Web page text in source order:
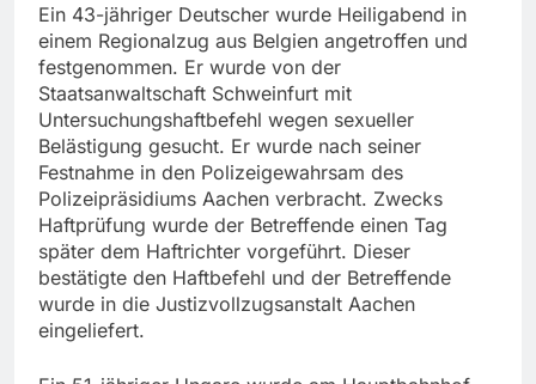
Ein 43-jähriger Deutscher wurde Heiligabend in
einem Regionalzug aus Belgien angetroffen und
festgenommen. Er wurde von der
Staatsanwaltschaft Schweinfurt mit
Untersuchungshaftbefehl wegen sexueller
Belästigung gesucht. Er wurde nach seiner
Festnahme in den Polizeigewahrsam des
Polizeipräsidiums Aachen verbracht. Zwecks
Haftprüfung wurde der Betreffende einen Tag
später dem Haftrichter vorgeführt. Dieser
bestätigte den Haftbefehl und der Betreffende
wurde in die Justizvollzugsanstalt Aachen
eingeliefert.